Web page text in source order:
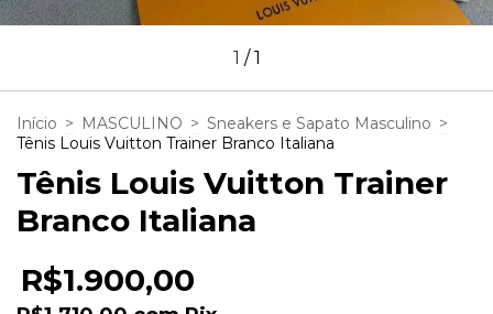
1 /1
Início > MASCULINO > Sneakers e Sapato Masculino >
Tênis Louis Vuitton Trainer Branco Italiana
Tênis Louis Vuitton Trainer
Branco Italiana
R$1.900,00